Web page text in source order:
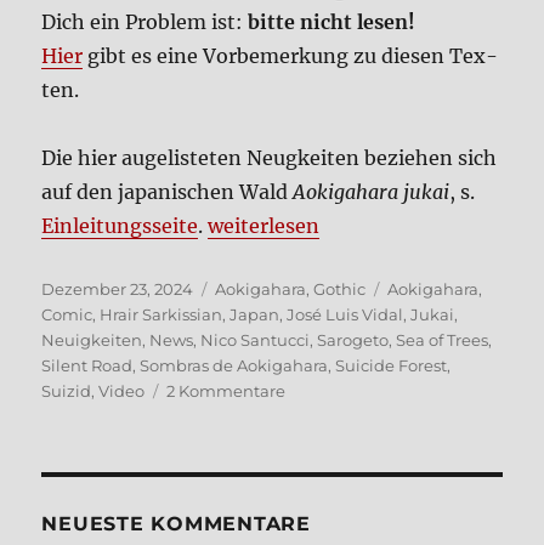
Dich ein Pro­blem ist:bit­te nicht lesen!
Hier gibt es eine Vor­be­mer­kung zu die­sen Tex­
ten.
Die hier augeli­ste­ten Neu­g­kei­ten bezie­hen sich
auf den japa­ni­schen WaldAoki­ga­ha­ra jukai, s.
Ein­lei­tungs­sei­te.„Aoki­ga­ha­ra (7) – Neu­ig­kei­ten ab
wei­ter­le­sen
Veröffentlicht
am
Dezember 23, 2024 Kategorien
Aokigahara,Gothic Schlagwörter
Aokigahara,
Comic, Hrair Sarkissian,Japan,José Luis Vidal,Jukai,
Neuigkeiten, News, Nico Santucci, Sarogeto, Sea of Trees,
Silent Road, Sombras de Aokigahara, Suicide Forest,
Suizid,Video 2 Kommentare
(7)
NEUE­STE KOM­MEN­TA­RE